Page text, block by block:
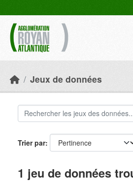
Jeux de données
Trier par
1 jeu de données